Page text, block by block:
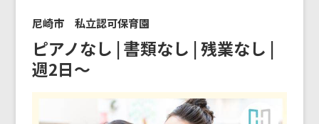
尼崎市 私立認可保育園
ピアノなし | 書類なし | 残業なし |
週2日〜